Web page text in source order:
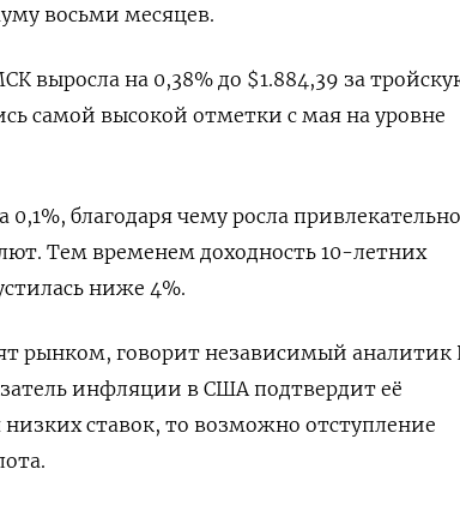
восьми месяцев.
выросла на 0,38% до $1.884,39 за
самой высокой отметки с мая на уровне
благодаря чему росла
Тем временем доходность 10-летних
ниже 4%.
рынком, говорит независимый аналитик
инфляции в США подтвердит её
ставок, то возможно отступление